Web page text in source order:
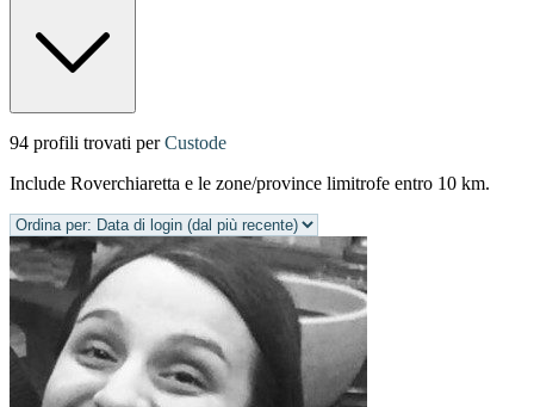
94 profili trovati perCustode
Include Roverchiaretta e le zone/province limitrofe entro 10 km.